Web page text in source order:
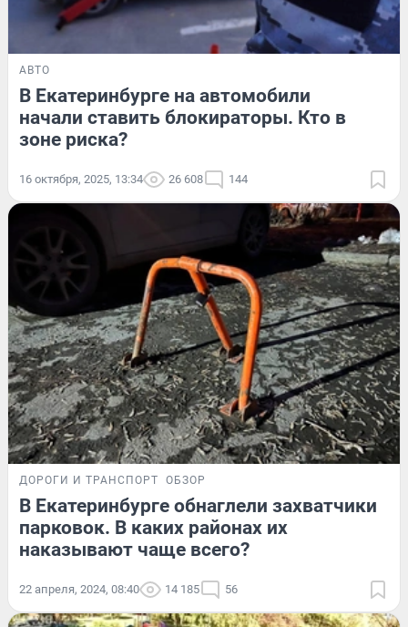
АВТО
В Екатеринбурге на автомобили
начали ставить блокираторы. Кто в
зоне риска?
16 октября, 2025, 13:34 26 608 144
ДОРОГИ И ТРАНСПОРТ ОБЗОР
В Екатеринбурге обнаглели захватчики
парковок. В каких районах их
наказывают чаще всего?
22 апреля, 2024, 08:40 14 185 56